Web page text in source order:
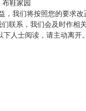
布鞋家园
，我们将按照您的要求
联系，我们会及时作相关
人士阅读，请主动离开。